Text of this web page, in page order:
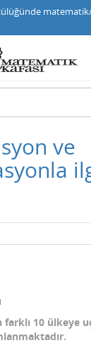
ve
10 ülkeye